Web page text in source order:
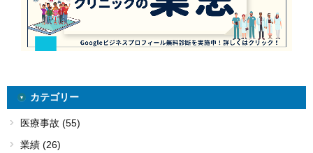
カテゴリー
医療事故 (55)
業績 (26)